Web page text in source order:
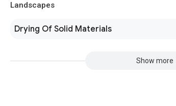
Landscapes
Drying Of Solid Materials
Show more